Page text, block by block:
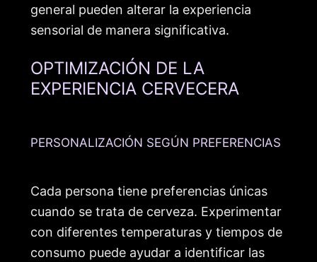
general pueden alterar la experiencia
sensorial de manera significativa.
OPTIMIZACIÓN DE LA
EXPERIENCIA CERVECERA
PERSONALIZACIÓN SEGÚN PREFERENCIAS
Cada persona tiene preferencias únicas
cuando se trata de cerveza. Experimentar
con diferentes temperaturas y tiempos de
consumo puede ayudar a identificar las